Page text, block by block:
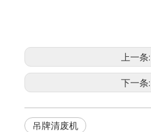
上一条:
下一条:
吊牌清废机